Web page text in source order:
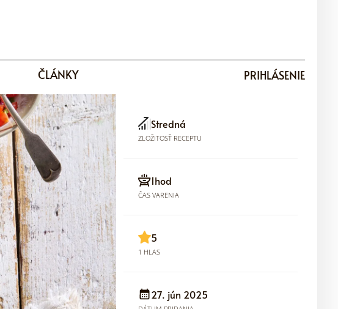
ČLÁNKY PRIHLÁSENIE
Stredná
ZLOŽITOSŤ RECEPTU
1hod
ČAS VARENIA
5
1 HLAS
27. jún 2025